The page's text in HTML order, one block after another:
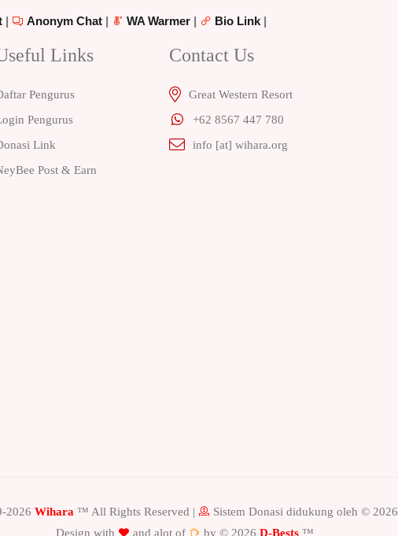
| Anonym Chat | WA Warmer | Bio Link |
Links
Pengurus
Pengurus
Link
Post & Earn
Contact Us
Great Western Resort
+62 8567 447 780
info [at] wihara.org
2026 Wihara ™ All Rights Reserved | Sistem Donasi didukung oleh © 2026
Design with
and alot of by © 2026 D-Bests ™